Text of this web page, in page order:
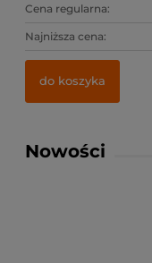
Cena regularna:
Najniższa cena:
do koszyka
Nowości